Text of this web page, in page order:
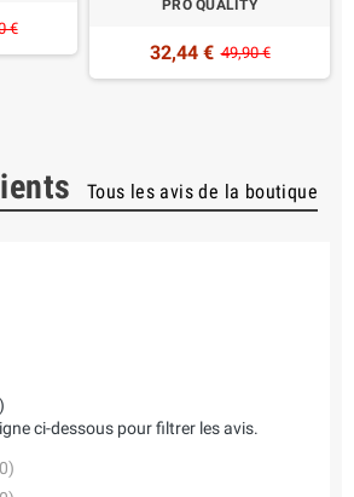
€
PRO QUALITY
32,44 € 49,90 €
Tous les avis de la boutique
ci-dessous pour filtrer les avis.